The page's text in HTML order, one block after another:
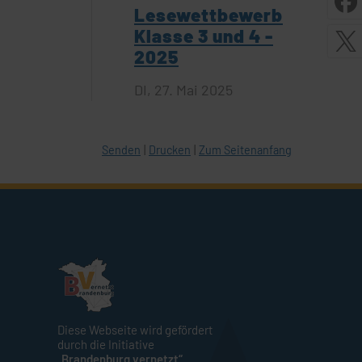
Lesewettbewerb
Klasse 3 und 4 -
2025
DI, 27. Mai 2025
Senden Drucken Zum Seitenanfang
Diese Webseite wird gefördert
durch die Initiative
„Brandenburg vernetzt“